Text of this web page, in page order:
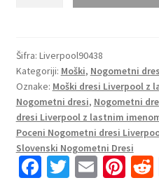
Domači
22-
23
Kratek
Rokav
+
Kratke
hlače
Šifra: Liverpool90438
Kategoriji: Moški, Nogometni
Oznake: Moški dresi Liverpool z
Nogometni dresi, Nogometni
dresi Liverpool z lastnim
Poceni Nogometni dresi
Slovenski Nogometni Dresi
Fa T E Pi